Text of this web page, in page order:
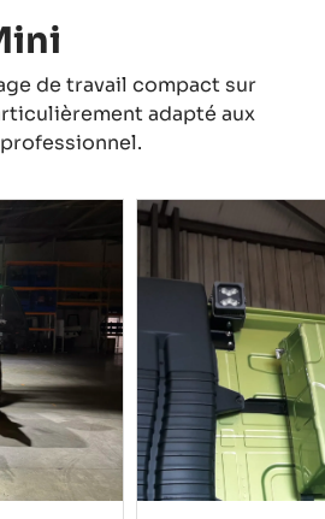
de travail compact sur
adapté aux